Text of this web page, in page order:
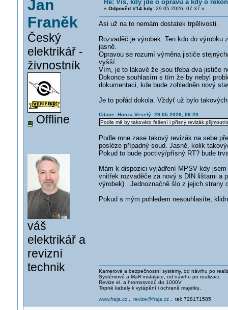
Jan
Franěk
Český
elektrikář -
živnostník
Offline
váš
elektrikář a
revizní
technik
Re: Víš, kdy jde o opravu a kdy o
« Odpověď #14 kdy:29.05.2026, 07:37 »
Asi už na to nemám dostatek trpělivosti.
Rozvaděč je výrobek. Ten kdo do
jasně.
Opravou se rozumí výměna jističe
vyšší.
Vím, je to lákavé že jsou třeba dva jističe
Dokonce souhlasím s tím že by nebyl
dokumentaci, kde bude zohledněn nový
Je to pořád dokola. Vždyť už bylo
Citace: Honza Veselý 29.05.2026, 06:20
Podle mě by takovéto řešení i přísný revizák
Podle mne zase takový revizák na sebe
posléze případný soud. Jasně, kolik
Pokud to bude poctivý/přísný RT? bude
Mám k dispozici vyjádření MPSV kdy
vnitřek rozvaděče za nový s DIN lištami a
výrobek) . Jednoznačně šlo z jejich strany
Pokud s mým pohledem nesouhlasíte,
Kamerové a bezpečnostní systémy, od návrhu po
Systémové a MaR instalace, od návrhu po realizaci.
Revize el. a hromosvodů do 1000V
Topné kabely k vytápění i ochraně majetku.
www.fraja.cz, revize@fraja.cz, tel: 728171585